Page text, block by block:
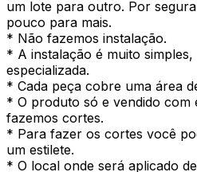
um lote para outro. Por
pouco para mais.
* Não fazemos instalação.
* A instalação é muito
especializada.
* Cada peça cobre uma área
* O produto só e vendido com
fazemos cortes.
* Para fazer os cortes você
um estilete.
* O local onde será aplicado